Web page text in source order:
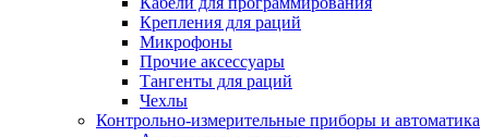
Крепления для раций
Микрофоны
Прочие аксессуары
Тангенты для раций
Чехлы
Контрольно-измерительные приборы и автоматика